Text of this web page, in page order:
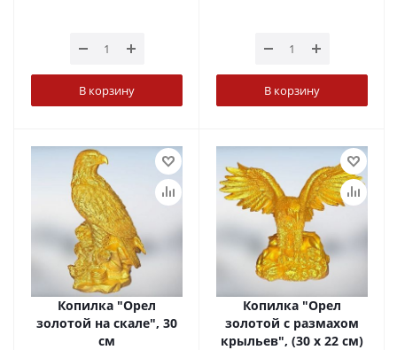
В корзину В корзину
Копилка "Орел
золотой на скале", 30
см
Копилка "Орел
золотой с размахом
крыльев", (30 х 22 см)